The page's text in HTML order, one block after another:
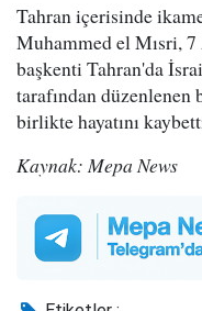
Tahran içerisinde
Muhammed el Mısri,
başkenti Tahran'da
tarafından düzenlenen
birlikte hayatını
Kaynak: Mepa News